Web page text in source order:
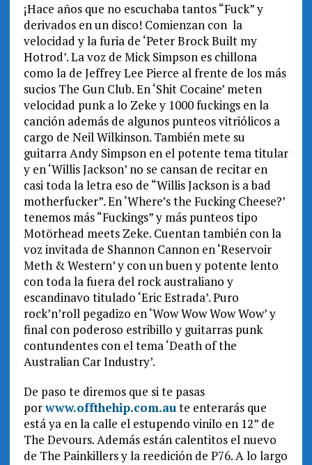
¡Hace años que no escuchaba tantos “Fuck” y
derivados en un disco! Comienzan con la
velocidad y la furia de ‘Peter Brock Built my
Hotrod’. La voz de Mick Simpson es chillona
como la de Jeffrey Lee Pierce al frente de los más
sucios The Gun Club. En ‘Shit Cocaine’ meten
velocidad punk a lo Zeke y 1000 fuckings en la
canción además de algunos punteos vitriólicos a
cargo de Neil Wilkinson. También mete su
guitarra Andy Simpson en el potente tema titular
y en ‘Willis Jackson’ no se cansan de recitar en
casi toda la letra eso de “Willis Jackson is a bad
motherfucker”. En ‘Where’s the Fucking Cheese?’
tenemos más “Fuckings” y más punteos tipo
Motörhead meets Zeke. Cuentan también con la
voz invitada de Shannon Cannon en ‘Reservoir
Meth & Western’ y con un buen y potente lento
con toda la fuera del rock australiano y
escandinavo titulado ‘Eric Estrada’. Puro
rock’n’roll pegadizo en ‘Wow Wow Wow Wow’ y
final con poderoso estribillo y guitarras punk
contundentes con el tema ‘Death of the
Australian Car Industry’.
De paso te diremos que si te pasas
porwww.offthehip.com.aute enterarás que
está ya en la calle el estupendo vinilo en 12” de
The Devours. Además están calentitos el nuevo
de The Painkillers y la reedición de P76. A lo largo